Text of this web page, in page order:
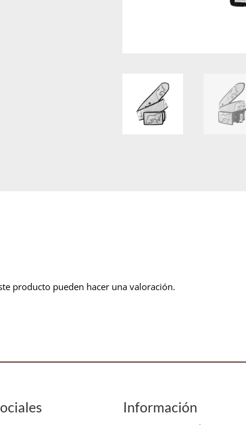
producto pueden hacer una valoración.
Información